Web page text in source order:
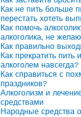
Как не пить больше
перестать хотеть
Как помочь
алкоголика, не
Как правильно
Как прекратить пить
алкоголем навсегда?
Как справиться с
праздников?
Алкоголизм и
средствами
Народные средства